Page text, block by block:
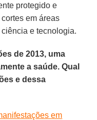
protegido e
em áreas
e tecnologia.
de 2013, uma
a saúde. Qual
e dessa
em